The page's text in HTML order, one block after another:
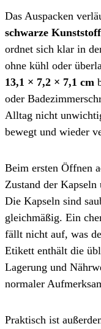
Das Auspacken
schwarze
ordnet sich klar in
ohne kühl oder
13,1 × 7,2 × 7,1 cm
oder
Alltag nicht
bewegt und wieder
Beim ersten Öffnen
Zustand der
Die Kapseln sind
gleichmäßig. Ein
fällt nicht auf, was
Etikett enthält die
Lagerung und
normaler
Praktisch ist